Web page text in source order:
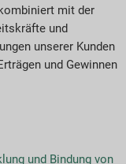
mit der
und
unserer Kunden
und Gewinnen
und Bindung von